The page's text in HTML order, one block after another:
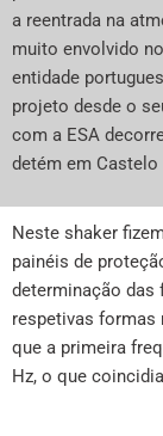
a reentrada na
muito envolvido
entidade
projeto desde o
com a ESA
detém em Castelo
Neste shaker
painéis de
determinação das
respetivas formas
que a primeira
Hz, o que